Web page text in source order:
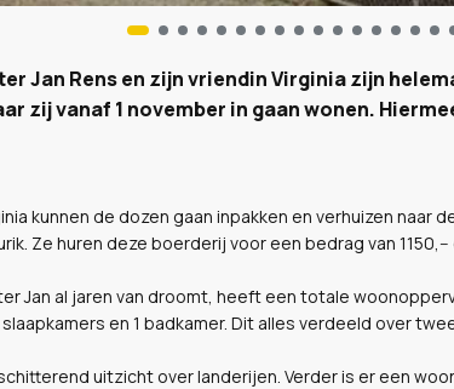
Jan Rens en zijn vriendin Virginia zijn
zij vanaf 1 november in gaan wonen.
kunnen de dozen gaan inpakken en verhuizen naar
Ze huren deze boerderij voor een bedrag van 1150,--
Jan al jaren van droomt, heeft een totale
en 1 badkamer. Dit alles verdeeld over
uitzicht over landerijen. Verder is er een